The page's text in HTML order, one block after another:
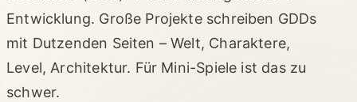
Entwicklung. Große Projekte schreiben GDDs
mit Dutzenden Seiten – Welt, Charaktere,
Level, Architektur. Für Mini-Spiele ist das zu
schwer.